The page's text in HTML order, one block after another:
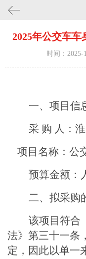
2025年公交车
时间：
一、项目信
采 购 人：
项目名称： 公
预算金额：
二、拟采购
该项目符合
法》第三十一条
定，因此以单一